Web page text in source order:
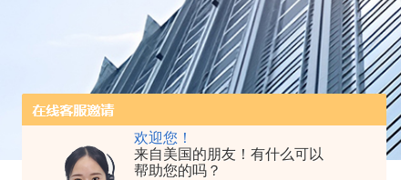
欢迎您！
来自美国的朋友！有什么可以
帮助您的吗？